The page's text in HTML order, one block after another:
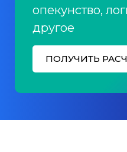
опекунство,
другое
ПОЛУЧИТЬ